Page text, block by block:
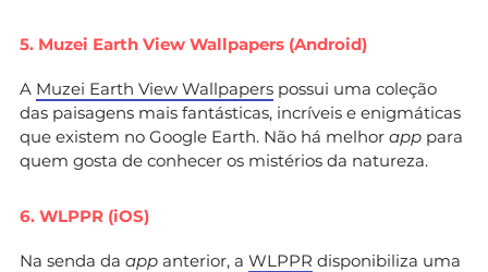
5. Muzei Earth View Wallpapers (Android)
A Muzei Earth View Wallpapers possui uma coleção
das paisagens mais fantásticas, incríveis e enigmáticas
que existem no Google Earth. Não há melhor app para
quem gosta de conhecer os mistérios da natureza.
6. WLPPR (iOS)
Na senda da app anterior, a WLPPR disponibiliza uma